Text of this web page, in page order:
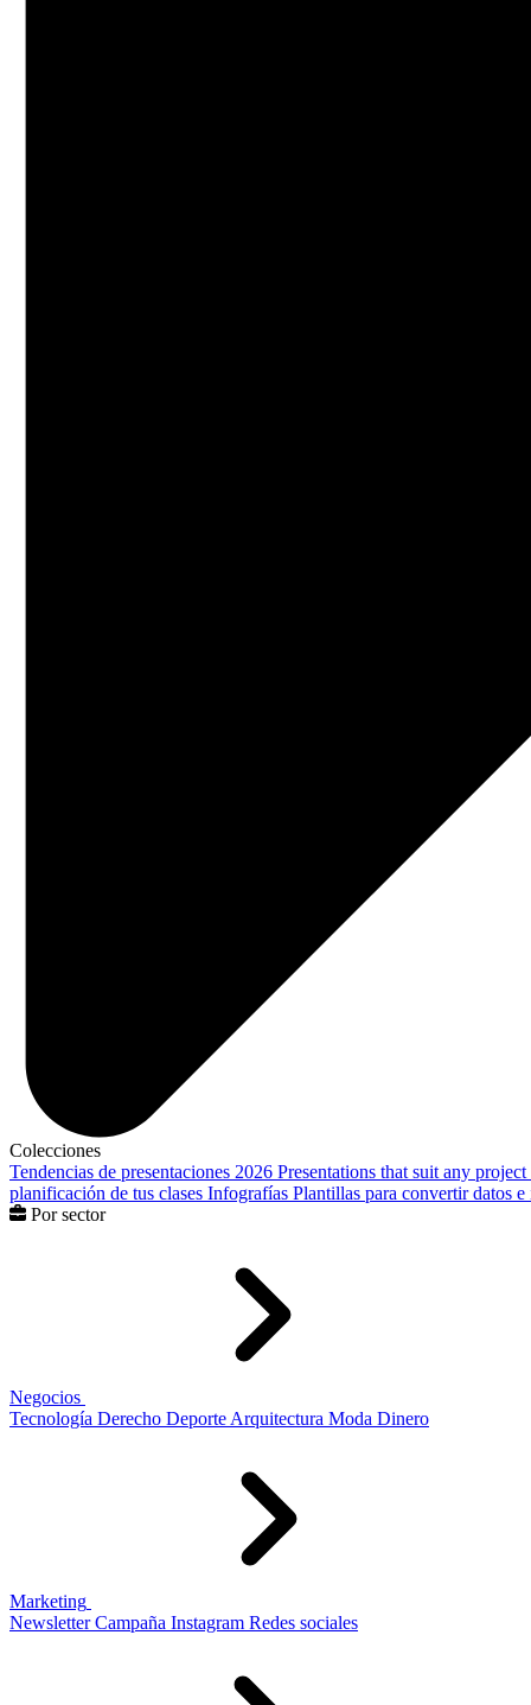
Colecciones
Tendencias de presentaciones 2026 Presentations that suit any project
planificación de tus clases Infografías Plantillas para convertir datos
Por sector
Negocios
Tecnología Derecho Deporte Arquitectura Moda Dinero
Marketing
Newsletter Campaña Instagram Redes sociales